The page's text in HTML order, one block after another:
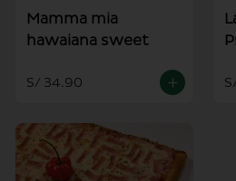
Mamma mia
hawaiana sweet
S/ 34.90